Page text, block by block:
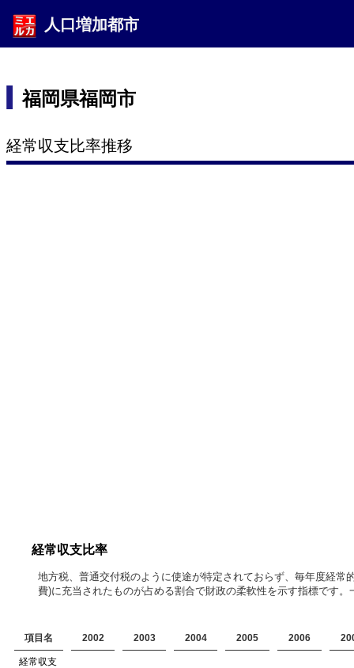
人口増加都市
福岡県福岡市
経常収支比率推移
経常収支比率
地方税、普通交付税のように使途が特定されておらず、毎年度経
費)に充当されたものが占める割合で財政の柔軟性を示す指標です
項目名 2002 2003 2004 2005 2006
経常収支